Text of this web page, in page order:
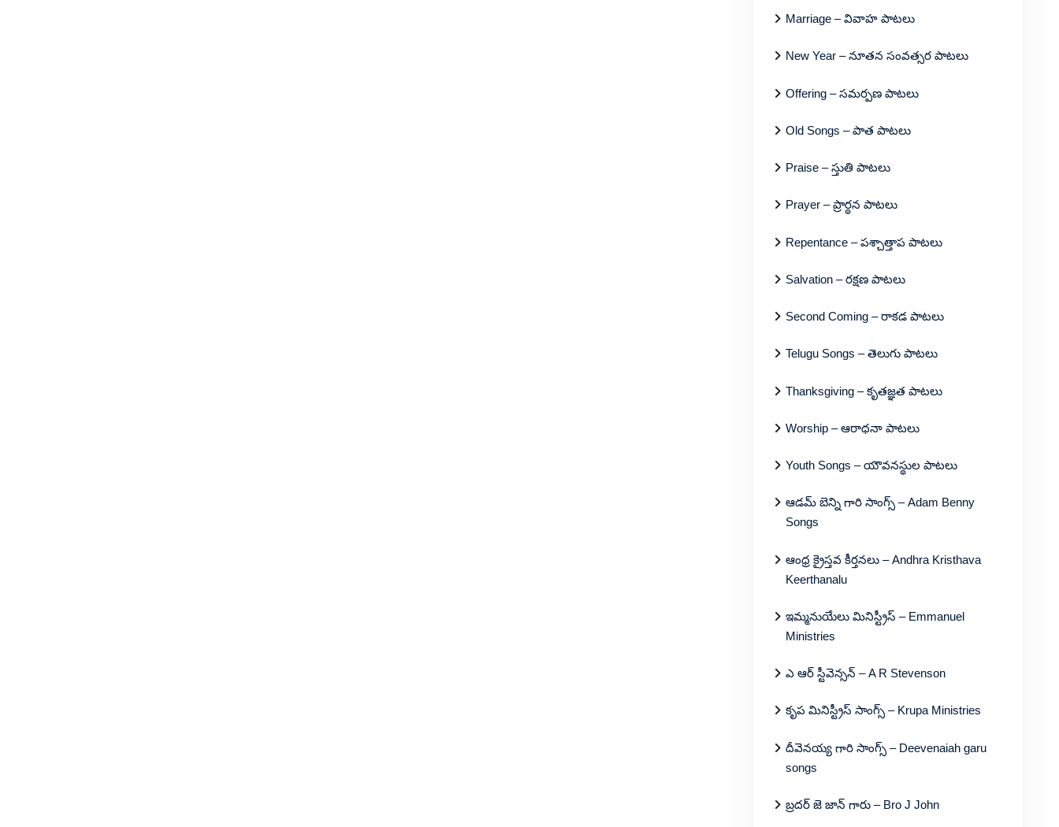
Marriage – వివాహ పాటలు
New Year – నూతన సంవత్సర పాటలు
Offering – సమర్పణ పాటలు
Old Songs – పాత పాటలు
Praise – స్తుతి పాటలు
Prayer – ప్రార్థన పాటలు
Repentance – పశ్చాత్తాప పాటలు
Salvation – రక్షణ పాటలు
Second Coming – రాకడ పాటలు
Telugu Songs – తెలుగు పాటలు
Thanksgiving – కృతజ్ఞత పాటలు
Worship – ఆరాధనా పాటలు
Youth Songs – యౌవనస్థుల పాటలు
ఆడమ్ బెన్ని గారి సాంగ్స్ – Adam Benny
Songs
ఆంధ్ర క్రైస్తవ కీర్తనలు – Andhra Kristhava
Keerthanalu
ఇమ్మనుయేలు మినిస్ట్రీస్ – Emmanuel
Ministries
ఎ ఆర్ స్టీవెన్సన్ – A R Stevenson
కృప మినిస్ట్రీస్ సాంగ్స్ – Krupa Ministries
దీవెనయ్య గారి సాంగ్స్ – Deevenaiah garu
songs
బ్రదర్ జె జాన్ గారు – Bro J John